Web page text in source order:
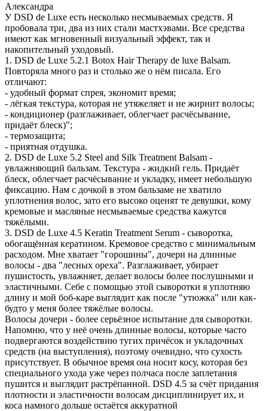
Александра
У DSD de Luxe есть несколько несмываемых средств. Я
пробовала три, два из них стали мастхэвами. Все средства
имеют как мгновенный визуальный эффект, так и
накопительный уходовый.
1. DSD de Luxe 5.2.1 Botox Hair Therapy de luxe Balsam.
Повторяла много раз и столько же о нём писала. Его
отличают:
- удобный формат спрея, экономит время;
- лёгкая текстура, которая не утяжеляет и не жирнит волосы;
- кондиционер (разглаживает, облегчает расчёсывание,
придаёт блеск)";
- термозащита;
- приятная отдушка.
2. DSD de Luxe 5.2 Steel and Silk Treatment Balsam -
увлажняющий бальзам. Текстура - жидкий гель. Придаёт
блеск, облегчает расчёсывание и укладку, имеет небольшую
фиксацию. Нам с дочкой в этом бальзаме не хватило
уплотнения волос, зато его высоко оценят те девушки, кому
кремовые и масляные несмываемые средства кажутся
тяжёлыми.
3. DSD de Luxe 4.5 Keratin Treatment Serum - сыворотка,
обогащённая кератином. Кремовое средство с минимальным
расходом. Мне хватает "горошины", дочери на длинные
волосы - два "лесных ореха". Разглаживает, убирает
пушистость, увлажняет, делает волосы более послушными и
эластичными. Себе с помощью этой сыворотки я уплотняю
длину и мой боб-каре выглядит как после "утюжка" или как-
будто у меня более тяжёлые волосы.
Волосы дочери - более серьёзное испытание для сыворотки.
Напомню, что у неё очень длинные волосы, которые часто
подвергаются воздействию тугих причёсок и укладочных
средств (на выступления), поэтому очевидно, что сухость
присутствует. В обычное время она носит косу, которая без
специального ухода уже через полчаса после заплетания
пушится и выглядит растрёпанной. DSD 4.5 за счёт придания
плотности и эластичности волосам дисциплинирует их, и
коса намного дольше остаётся аккуратной